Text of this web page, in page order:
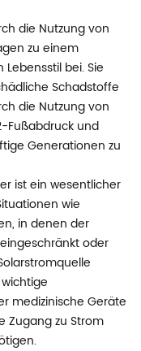
die Nutzung von
zu einem
bei. Sie
Schadstoffe
die Nutzung von
Fußabdruck und
Generationen zu
ist ein wesentlicher
wie
in denen der
oder
medizinische Geräte
Zugang zu Strom